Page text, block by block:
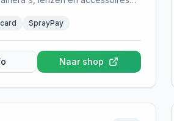
SprayPay
Naar shop